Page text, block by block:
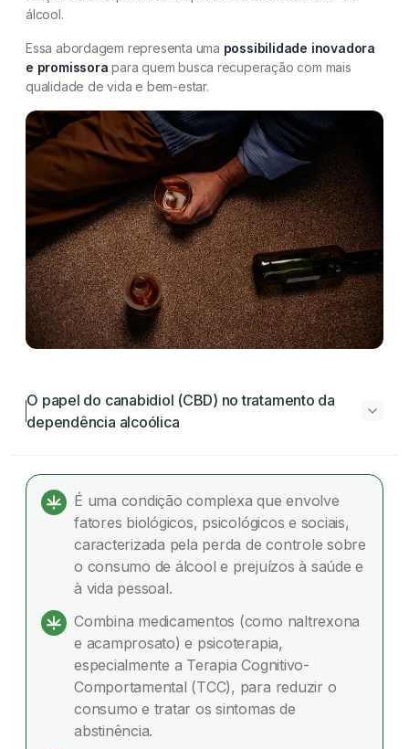
álcool.
Essa abordagem representa uma possibilidade inovadora
e promissora para quem busca recuperação com mais
qualidade de vida e bem-estar.
O papel do canabidiol (CBD) no tratamento da
dependência alcoólica
O papel do canabidiol (CBD) no tratamento
da dependência alcoólica
O que é transtorno por uso de álcool?
Qual é o tratamento para dependência em
álcool ?
O canabidiol pode ajudar no alcoolismo?
Dúvidas frequentes
É uma condição complexa que envolve
fatores biológicos, psicológicos e sociais,
caracterizada pela perda de controle sobre
o consumo de álcool e prejuízos à saúde e
à vida pessoal.
Combina medicamentos (como naltrexona
e acamprosato) e psicoterapia,
especialmente a Terapia Cognitivo-
Comportamental (TCC), para reduzir o
consumo e tratar os sintomas de
abstinência.